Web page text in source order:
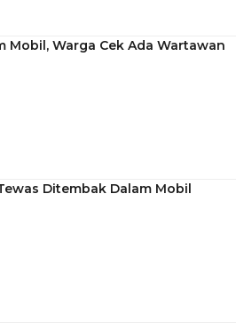
Mobil, Warga Cek Ada Wartawan
Ditembak Dalam Mobil